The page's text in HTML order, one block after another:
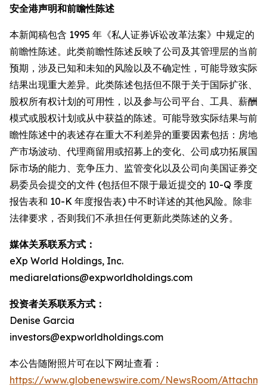
安全港声明和前瞻性陈述
本新闻稿包含 1995 年《私人证券诉讼改革法案》中规定的
前瞻性陈述。此类前瞻性陈述反映了公司及其管理层的当前
预期，涉及已知和未知的风险以及不确定性，可能导致实际
结果出现重大差异。此类陈述包括但不限于关于国际扩张、
股权所有权计划的可用性，以及参与公司平台、工具、薪酬
模式或股权计划或从中获益的陈述。可能导致实际结果与前
瞻性陈述中的表述存在重大不利差异的重要因素包括：房地
产市场波动、代理商留用或招募上的变化、公司成功拓展国
际市场的能力、竞争压力、监管变化以及公司向美国证券交
易委员会提交的文件 (包括但不限于最近提交的 10-Q 季度
报告表和 10-K 年度报告表) 中不时详述的其他风险。除非
法律要求，否则我们不承担任何更新此类陈述的义务。
媒体关系联系方式：
eXp World Holdings, Inc.
mediarelations@expworldholdings.com
投资者关系联系方式：
Denise Garcia
investors@expworldholdings.com
本公告随附照片可在以下网址查看：
https://www.globenewswire.com/NewsRoom/